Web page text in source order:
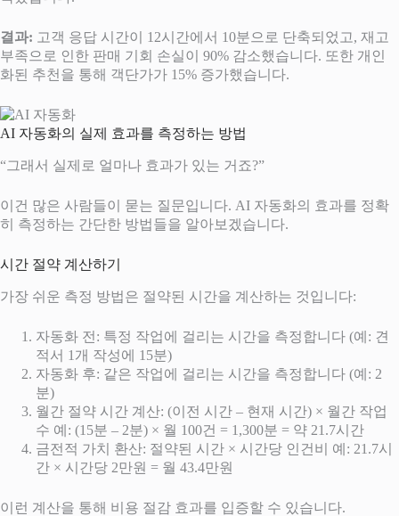
결과: 고객 응답 시간이 12시간에서 10분으로 단축되었고, 재고
부족으로 인한 판매 기회 손실이 90% 감소했습니다. 또한 개인
화된 추천을 통해 객단가가 15% 증가했습니다.
AI 자동화의 실제 효과를 측정하는 방법
“그래서 실제로 얼마나 효과가 있는 거죠?”
이건 많은 사람들이 묻는 질문입니다. AI 자동화의 효과를 정확
히 측정하는 간단한 방법들을 알아보겠습니다.
시간 절약 계산하기
가장 쉬운 측정 방법은 절약된 시간을 계산하는 것입니다:
자동화 전: 특정 작업에 걸리는 시간을 측정합니다 (예: 견
적서 1개 작성에 15분)
자동화 후: 같은 작업에 걸리는 시간을 측정합니다 (예: 2
분)
월간 절약 시간 계산: (이전 시간 – 현재 시간) × 월간 작업
수 예: (15분 – 2분) × 월 100건 = 1,300분 = 약 21.7시간
금전적 가치 환산: 절약된 시간 × 시간당 인건비 예: 21.7시
간 × 시간당 2만원 = 월 43.4만원
이런 계산을 통해 비용 절감 효과를 입증할 수 있습니다.